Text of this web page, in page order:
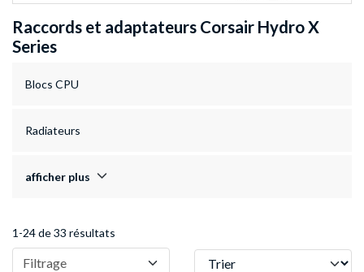
Raccords et adaptateurs Corsair Hydro X
Series
Blocs CPU
Radiateurs
afficher plus
1-24 de 33 résultats
Filtrage Trier